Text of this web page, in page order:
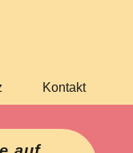
Kontakt